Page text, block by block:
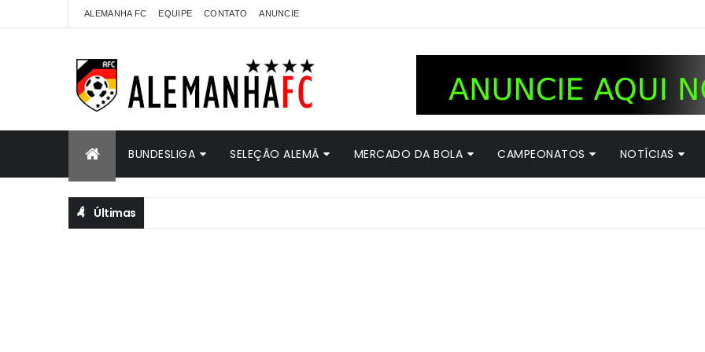
ALEMANHA FC EQUIPE CONTATO ANUNCIE
BUNDESLIGA SELEÇÃO ALEMÃ MERCADO DA BOLA CAMPEONATOS NOTÍCIAS
Últimas